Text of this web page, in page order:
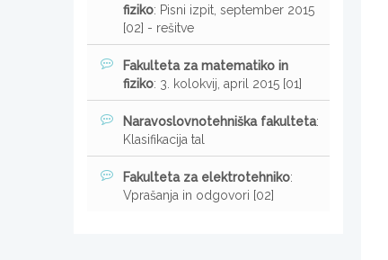
fiziko: Pisni izpit, september 2015
[02] - rešitve
Fakulteta za matematiko in
fiziko: 3. kolokvij, april 2015 [01]
Naravoslovnotehniška fakulteta:
Klasifikacija tal
Fakulteta za elektrotehniko:
Vprašanja in odgovori [02]